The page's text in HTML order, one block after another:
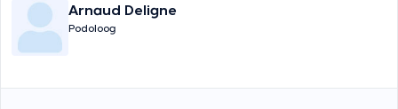
Arnaud Deligne
Podoloog